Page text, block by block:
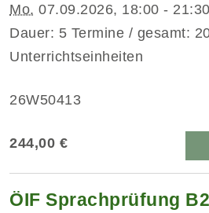
Mo. 07.09.2026, 18:00 -
Dauer: 5 Termine / gesamt:
Unterrichtseinheiten
26W50413
244,00 €
ÖIF Sprachprüfung B2